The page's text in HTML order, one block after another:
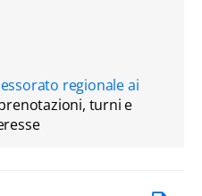
regionale ai
turni e